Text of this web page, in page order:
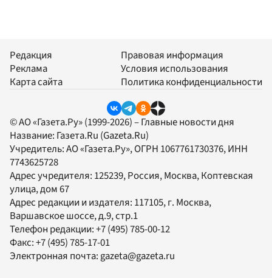
Редакция
Реклама
Карта сайта
Правовая информация
Условия использования
Политика конфиденциальности
© АО «Газета.Ру» (1999-2026) – Главные новости дня
Название: Газета.Ru (Gazeta.Ru)
Учредитель:АО «Газета.Ру», ОГРН 1067761730376, ИНН
7743625728
Адрес учредителя: 125239, Россия, Москва, Коптевская
улица, дом 67
Адрес редакции и издателя: 117105, г. Москва,
Варшавское шоссе, д.9, стр.1
Телефон редакции:+7 (495) 785-00-12
Факс:+7 (495) 785-17-01
Электронная почта:gazeta@gazeta.ru